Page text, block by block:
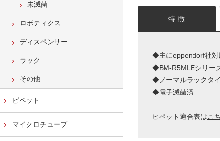
特 徴
◆主にeppendorf社対
◆BM-R5MLEシリー
◆ノーマルラックタ
◆電子滅菌済
ピペット適合表はこ
未滅菌
ロボティクス
ディスペンサー
ラック
その他
ピペット
マイクロチューブ